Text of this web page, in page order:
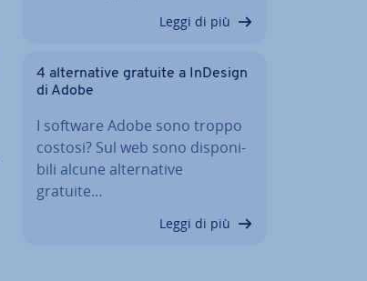
Leggi di più
4 al­ter­na­ti­ve gratuite a InDesign
di Adobe
I software Adobe sono troppo
costosi? Sul web sono di­spo­ni­
bi­li alcune al­ter­na­ti­ve
gratuite…
Leggi di più